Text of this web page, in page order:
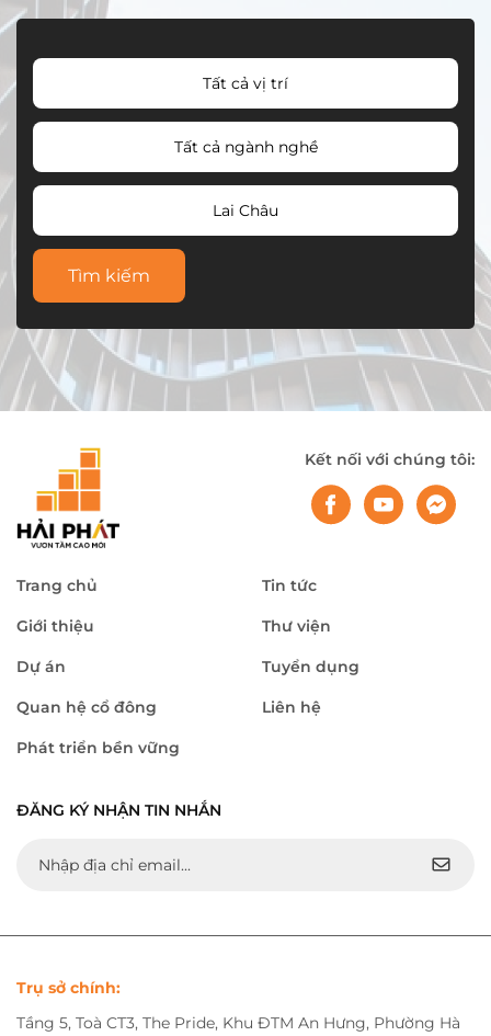
Tất cả vị trí
Tất cả ngành nghề
Lai Châu
Tìm kiếm
Kết nối với chúng tôi:
Trang chủ
Giới thiệu
Dự án
Quan hệ cổ đông
Phát triển bền vững
Tin tức
Thư viện
Tuyển dụng
Liên hệ
ĐĂNG KÝ NHẬN TIN NHẮN
Trụ sở chính:
Tầng 5, Toà CT3, The Pride, Khu ĐTM An Hưng, Phường Hà